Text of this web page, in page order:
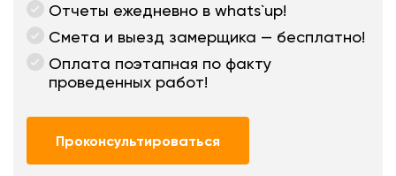
Отчеты ежедневно в whats`up!
Смета и выезд замерщика — бесплатно!
Оплата поэтапная по факту
проведенных работ!
Проконсультироваться